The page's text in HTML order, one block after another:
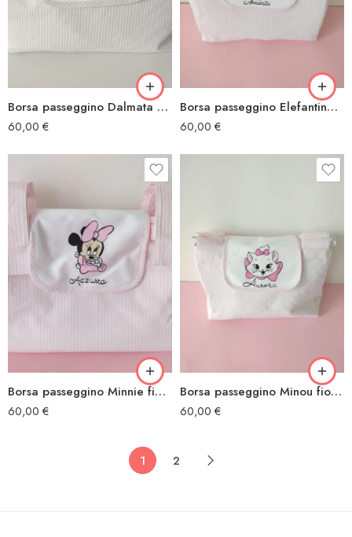
Borsa passeggino Dalmata carica 101
60,00 €
Borsa passeggino Elefantino palloncino
60,00 €
Borsa passeggino Minnie fiore
60,00 €
Borsa passeggino Minou fiocco
60,00 €
1 2